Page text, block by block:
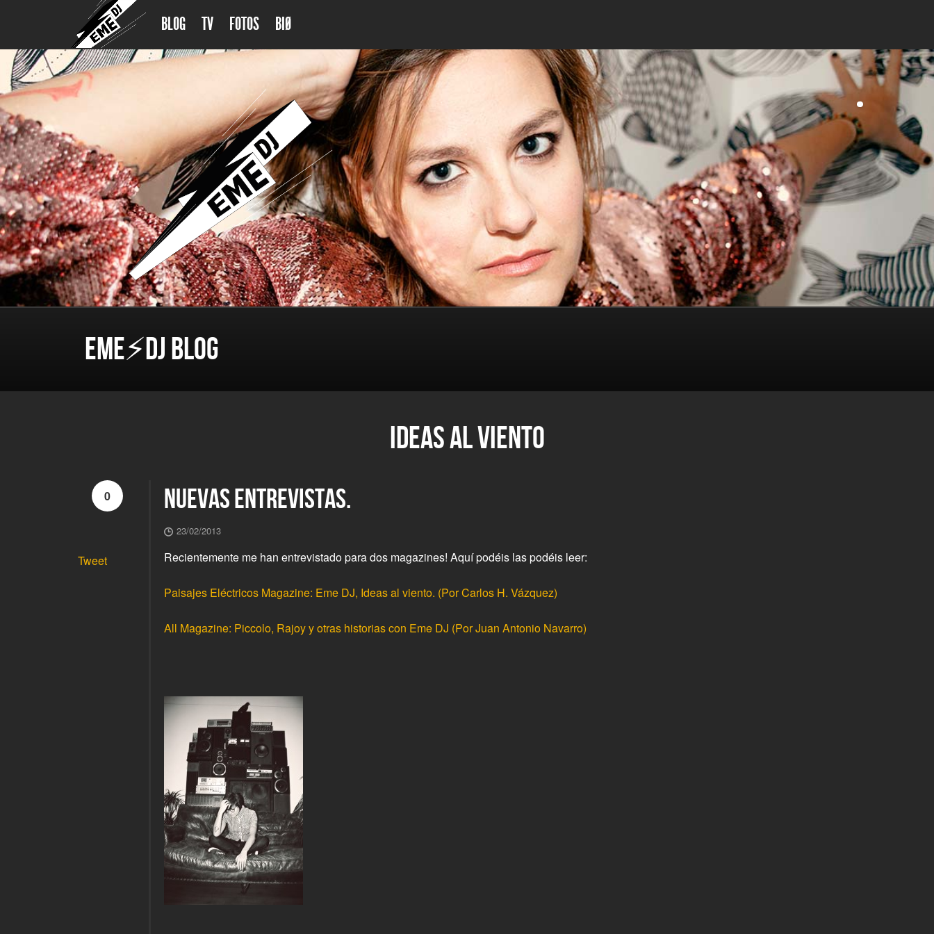
BLOG TV FOTOS BIØ
EME⚡DJ BLOG
IDEAS AL VIENTO
0
Tweet
NUEVAS ENTREVISTAS.
23/02/2013
Recientemente me han entrevistado para dos magazines! Aquí podéis las podéis leer:
Paisajes Eléctricos Magazine: Eme DJ, Ideas al viento. (Por Carlos H. Vázquez)
All Magazine: Piccolo, Rajoy y otras historias con Eme DJ (Por Juan Antonio Navarro)